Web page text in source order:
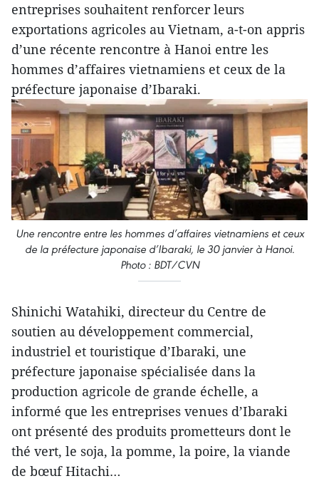
entreprises souhaitent renforcer leurs
exportations agricoles au Vietnam, a-t-on appris
d’une récente rencontre à Hanoi entre les
hommes d’affaires vietnamiens et ceux de la
préfecture japonaise d’Ibaraki.
Une rencontre entre les hommes d’affaires vietnamiens et ceux
de la préfecture japonaise d’Ibaraki, le 30 janvier à Hanoi.
Photo : BDT/CVN
Shinichi Watahiki, directeur du Centre de
soutien au développement commercial,
industriel et touristique d’Ibaraki, une
préfecture japonaise spécialisée dans la
production agricole de grande échelle, a
informé que les entreprises venues d’Ibaraki
ont présenté des produits prometteurs dont le
thé vert, le soja, la pomme, la poire, la viande
de bœuf Hitachi…